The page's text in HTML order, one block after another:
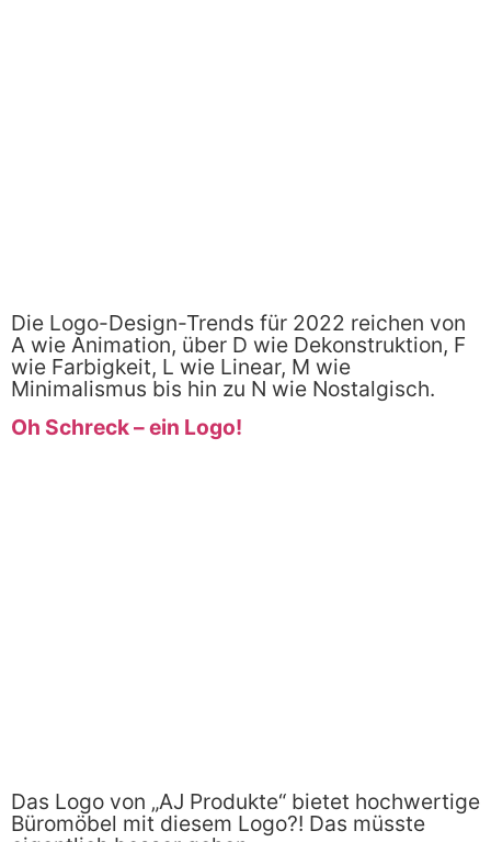
Die Logo-Design-Trends für 2022 reichen von
A wie Animation, über D wie Dekonstruktion, F
wie Farbigkeit, L wie Linear, M wie
Minimalismus bis hin zu N wie Nostalgisch.
Oh Schreck – ein Logo!
Das Logo von „AJ Produkte“ bietet hochwertige
Büromöbel mit diesem Logo?! Das müsste